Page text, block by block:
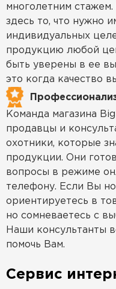
многолетним
здесь то, что нужно
индивидуальных
продукцию любой
быть уверены в ее
это когда качество
Команда магазина
продавцы и
охотники, которые
продукции. Они
вопросы в режиме
телефону. Если Вы
ориентируетесь в
но сомневаетесь с
Наши консультанты
помочь Вам.
Сервис